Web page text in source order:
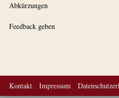
Abkürzungen
Feedback geben
Kontakt Impressum